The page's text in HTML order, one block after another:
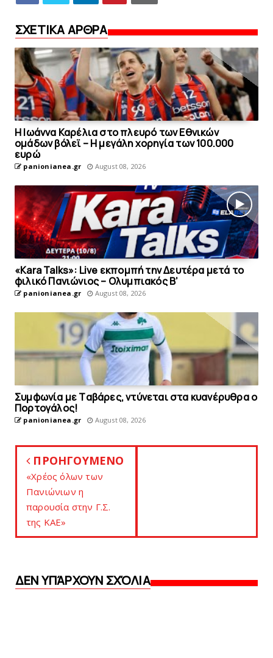
ΣΧΕΤΙΚΑ ΑΡΘΡΑ
Η Ιωάννα Καρέλια στο πλευρό των Εθνικών
ομάδων βόλεϊ – H μεγάλη χορηγία των 100.000
ευρώ
panionianea.gr August 08, 2026
«Kara Talks»: Live εκπομπή την Δευτέρα μετά το
φιλικό Πανιώνιος – Ολυμπιακός Β’
panionianea.gr August 08, 2026
Συμφωνία με Tαβάρες, ντύνεται στα κυανέρυθρα ο
Πορτογάλος!
panionianea.gr August 08, 2026
ΠΡΟΗΓΟΥΜΕΝΟ
«Χρέος όλων των
Πανιώνιων η
παρουσία στην Γ.Σ.
της ΚΑΕ»
ΔΕΝ ΥΠΆΡΧΟΥΝ ΣΧΌΛΙΑ